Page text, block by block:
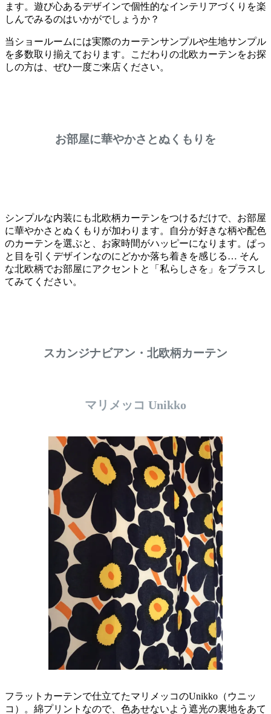
ます。遊び心あるデザインで個性的なインテリアづくりを楽
しんでみるのはいかがでしょうか？
当ショールームには実際のカーテンサンプルや生地サンプル
を多数取り揃えております。こだわりの北欧カーテンをお探
しの方は、ぜひ一度ご来店ください。
お部屋に華やかさとぬくもりを
シンプルな内装にも北欧柄カーテンをつけるだけで、お部屋
に華やかさとぬくもりが加わります。自分が好きな柄や配色
のカーテンを選ぶと、お家時間がハッピーになります。ぱっ
と目を引くデザインなのにどかか落ち着きを感じる… そん
な北欧柄でお部屋にアクセントと「私らしさを」をプラスし
てみてください。
スカンジナビアン・北欧柄カーテン
マリメッコ Unikko
フラットカーテンで仕立てたマリメッコのUnikko（ウニッ
コ）。綿プリントなので、色あせないよう遮光の裏地をあて